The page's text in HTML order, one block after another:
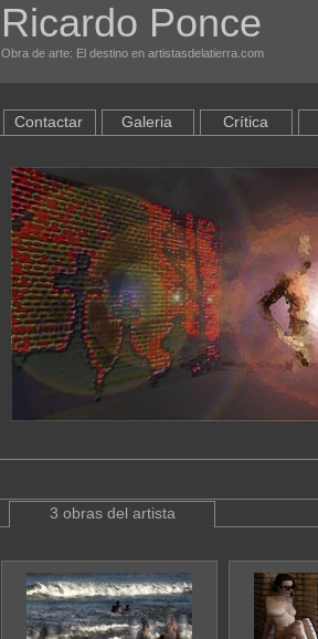
Ricardo Ponce
Obra de arte: El destino en artistasdelatierra.com
Contactar Galeria Crítica
3 obras del artista